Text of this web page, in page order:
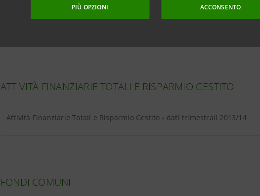
PIÙ OPZIONI ACCONSENTO
Raccolta da clientela - dati trimestrali 2013/14
ATTIVITÀ FINANZIARIE TOTALI E RISPARMIO GESTITO
Attività Finanziarie Totali e Risparmio Gestito - dati trimestrali 2013/14
FONDI COMUNI